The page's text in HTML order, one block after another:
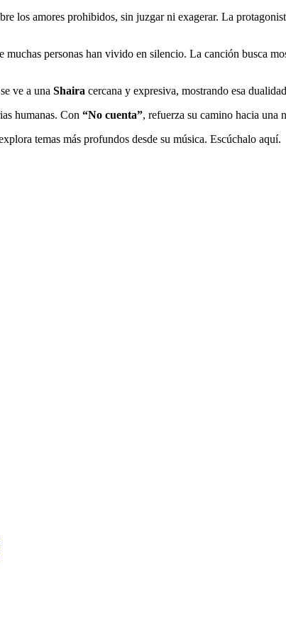
los amores prohibidos, sin juzgar ni exagerar. La
personas han vivido en silencio. La canción busca
ve a una Shaira cercana y expresiva, mostrando esa
humanas. Con “No cuenta”, refuerza su camino hacia una
temas más profundos desde su música. Escúchalo aquí.